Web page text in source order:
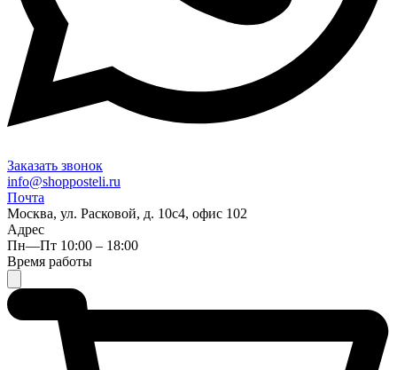
Заказать звонок
info@shopposteli.ru
Почта
Москва, ул. Расковой, д. 10с4, офис 102
Адрес
Пн—Пт 10:00 – 18:00
Время работы